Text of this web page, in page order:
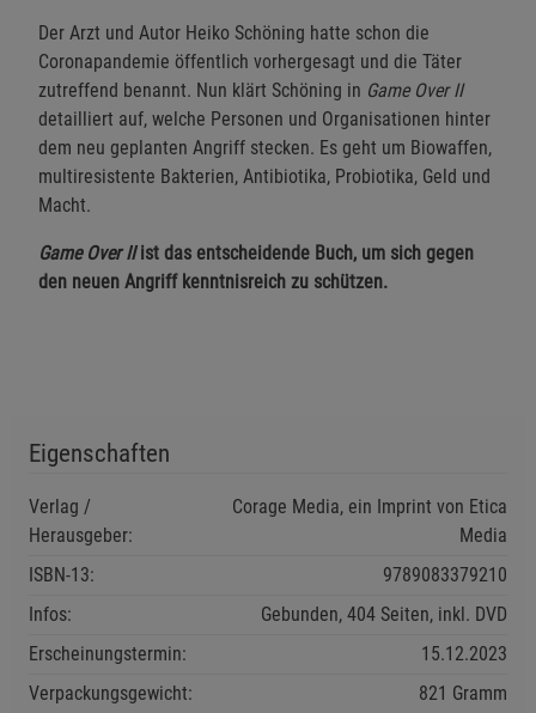
Der Arzt und Autor Heiko Schöning hatte schon die
Coronapandemie öffentlich vorhergesagt und die Täter
zutreffend benannt. Nun klärt Schöning in Game Over II
detailliert auf, welche Personen und Organisationen hinter
dem neu geplanten Angriff stecken. Es geht um Biowaffen,
multiresistente Bakterien, Antibiotika, Probiotika, Geld und
Macht.
Game Over IIist das entscheidende Buch, um sich gegen
den neuen Angriff kenntnisreich zu schützen.
Eigenschaften
Verlag /
Herausgeber:
Corage Media, ein Imprint von Etica
Media
ISBN-13:
9789083379210
Infos:
Gebunden, 404 Seiten, inkl. DVD
Erscheinungstermin:
15.12.2023
Verpackungsgewicht:
821 Gramm